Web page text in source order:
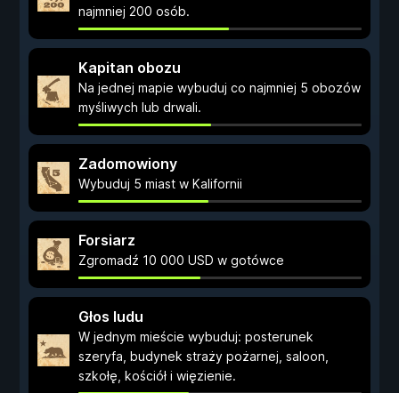
najmniej 200 osób.
Kapitan obozu
Na jednej mapie wybuduj co najmniej 5 obozów
myśliwych lub drwali.
Zadomowiony
Wybuduj 5 miast w Kalifornii
Forsiarz
Zgromadź 10 000 USD w gotówce
Głos ludu
W jednym mieście wybuduj: posterunek
szeryfa, budynek straży pożarnej, saloon,
szkołę, kościół i więzienie.